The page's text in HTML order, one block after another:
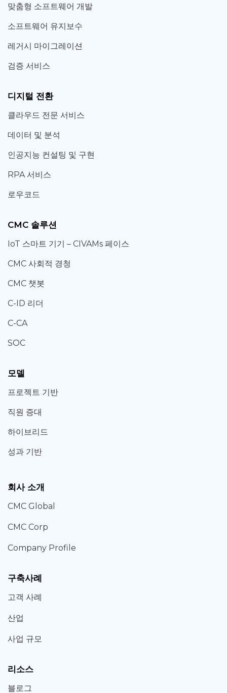
맞춤형 소프트웨어 개발
소프트웨어 유지보수
레거시 마이그레이션
검증 서비스
디지털 전환
클라우드 전문 서비스
데이터 및 분석
인공지능 컨설팅 및 구현
RPA 서비스
로우코드
CMC 솔루션
IoT 스마트 기기 – CIVAMs 페이스
CMC 사회적 경청
CMC 챗봇
C-ID 리더
C-CA
SOC
모델
프로젝트 기반
직원 증대
하이브리드
성과 기반
회사 소개
CMC Global
CMC Corp
Company Profile
구축사례
고객 사례
산업
사업 규모
리소스
블로그